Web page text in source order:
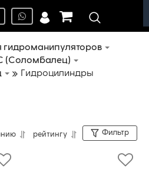
гидроманипуляторов
(Соломбалец)
Гидроцилиндры
рейтингу Фильтр